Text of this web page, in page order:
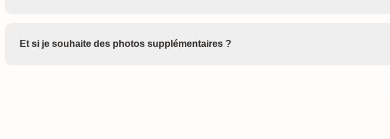
Et si je souhaite des photos supplémentaires ?